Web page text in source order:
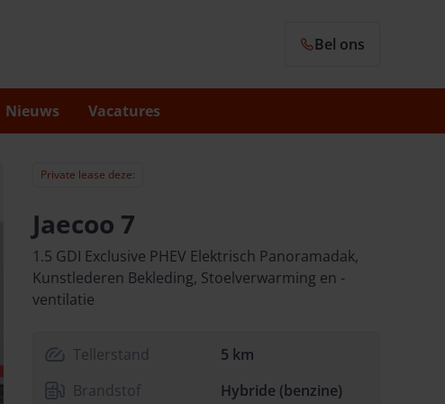
Bel ons
Nieuws Vacatures
Private lease deze:
Jaecoo 7
1.5 GDI Exclusive PHEV Elektrisch Panoramadak,
Kunstlederen Bekleding, Stoelverwarming en -
ventilatie
Tellerstand
5 km
Brandstof
Hybride (benzine)